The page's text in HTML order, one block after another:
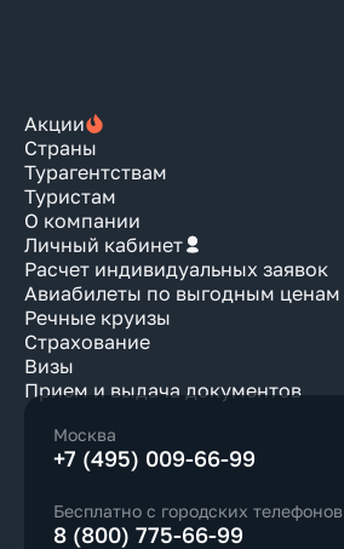
Акции
Страны
Турагентствам
Туристам
О компании
Личный кабинет
Расчет индивидуальных заявок
Авиабилеты по выгодным ценам
Речные круизы
Страхование
Визы
Прием и выдача документов
Москва
+7 (495) 009-66-99
Бесплатно с городских телефонов
8 (800) 775-66-99